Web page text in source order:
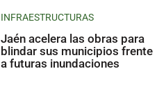
INFRAESTRUCTURAS
Jaén acelera las obras para
blindar sus municipios frente
a futuras inundaciones